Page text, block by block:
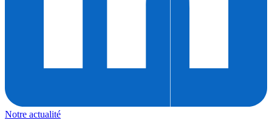
Notre actualité